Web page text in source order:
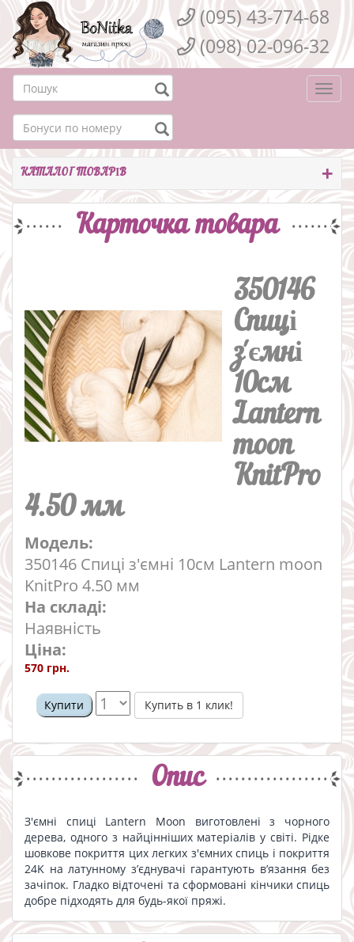
(095) 43-774-68
(098) 02-096-32
КАТАЛОГ ТОВАРІВ
Карточка товара
350146
Спиці
з'ємні
10см
Lantern
moon
KnitPro
4.50 мм
Модель:
350146 Спиці з'ємні 10см Lantern moon
KnitPro 4.50 мм
На складі:
Наявність
Ціна:
570 грн.
Купити Купить в 1 клик!
Опис
З'ємні спиці Lantern Moon виготовлені з чорного
дерева, одного з найцінніших матеріалів у світі. Рідке
шовкове покриття цих легких з'ємних спиць і покриття
24K на латунному з’єднувачі гарантують в’язання без
зачіпок. Гладко відточені та сформовані кінчики спиць
добре підходять для будь-якої пряжі.